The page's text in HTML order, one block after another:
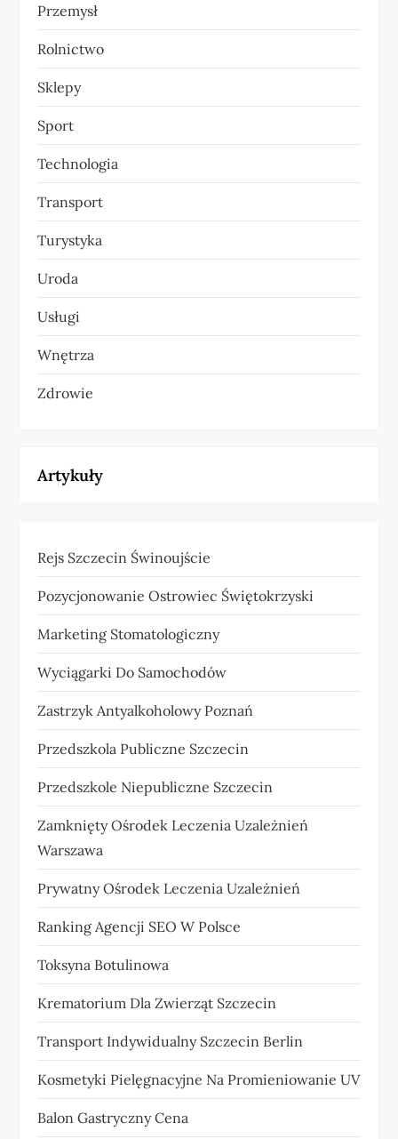
Przemysł
Rolnictwo
Sklepy
Sport
Technologia
Transport
Turystyka
Uroda
Usługi
Wnętrza
Zdrowie
Artykuły
Rejs Szczecin Świnoujście
Pozycjonowanie Ostrowiec Świętokrzyski
Marketing Stomatologiczny
Wyciągarki Do Samochodów
Zastrzyk Antyalkoholowy Poznań
Przedszkola Publiczne Szczecin
Przedszkole Niepubliczne Szczecin
Zamknięty Ośrodek Leczenia Uzależnień
Warszawa
Prywatny Ośrodek Leczenia Uzależnień
Ranking Agencji SEO W Polsce
Toksyna Botulinowa
Krematorium Dla Zwierząt Szczecin
Transport Indywidualny Szczecin Berlin
Kosmetyki Pielęgnacyjne Na Promieniowanie UV
Balon Gastryczny Cena